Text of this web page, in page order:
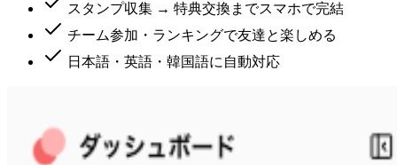
スタンプ収集 → 特典交換までスマホで完結
チーム参加・ランキングで友達と楽しめる
日本語・英語・韓国語に自動対応